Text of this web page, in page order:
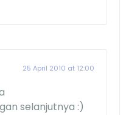
25 April 2010 at 12:00
selanjutnya :)